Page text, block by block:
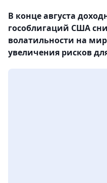
В конце августа
гособлигаций США
волатильности на
увеличения рисков